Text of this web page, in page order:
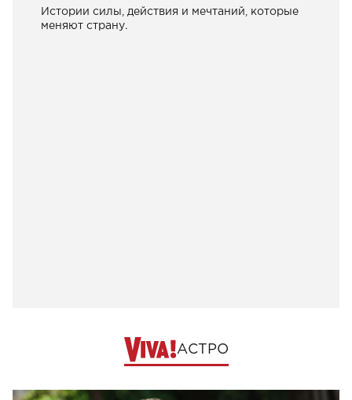
Истории силы, действия и мечтаний, которые
меняют страну.
АСТРО